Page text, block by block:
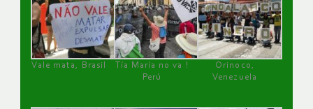
Vale mata, Brasil
Tía María no va !
Perú
Orinoco,
Venezuela